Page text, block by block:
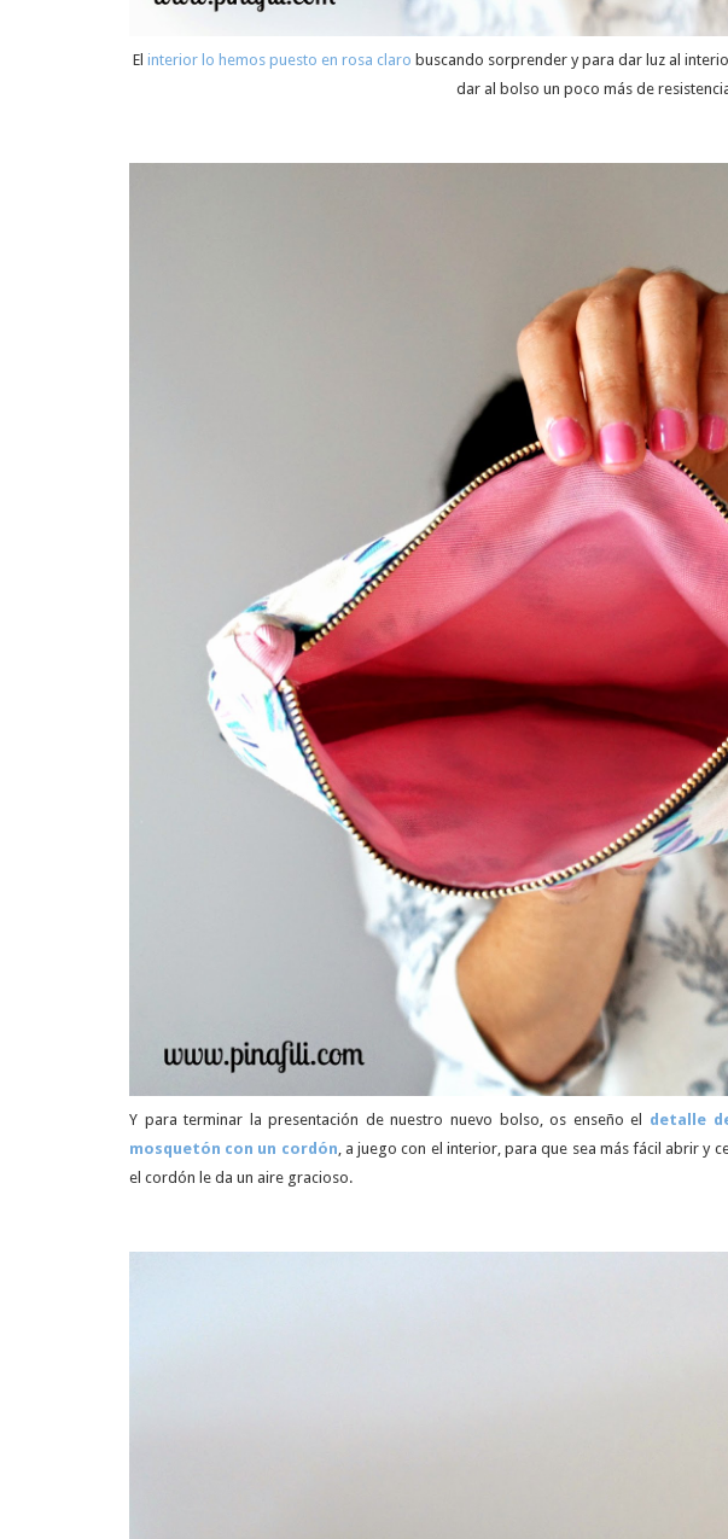
El interior lo hemos puesto en rosa claro buscando sorprender y para dar luz al
dar al bolso un poco más de
Y para terminar la presentación de nuestro nuevo bolso, os enseño el detalle
mosquetón con un cordón, a juego con el interior, para que sea más fácil abrir y
el cordón le da un aire gracioso.